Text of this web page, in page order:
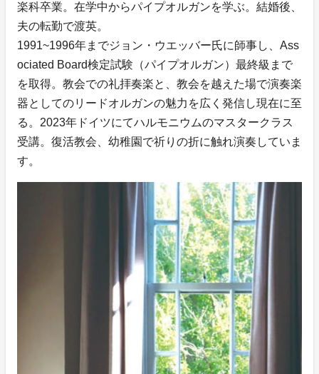
楽科卒業。在学中からパイプオルガンを学ぶ。結婚後、
夫の転勤で渡英。
1991~1996年までジョン・ウエッバー氏に師事し、Ass
ociated Board検定試験（パイプオルガン）最終級まで
を取得。教会での礼拝奏楽と、教会を越えた場で演奏楽
器としてのリードオルガンの魅力を広く発信し現在に至
る。2023年ドイツにてハルモニウムのマスタークラス
受講。復活教会、幼稚園で祈りの折に触れ演奏していま
す。